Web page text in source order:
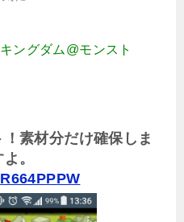
ングダム@モンスト
素材分だけ確保しま
。